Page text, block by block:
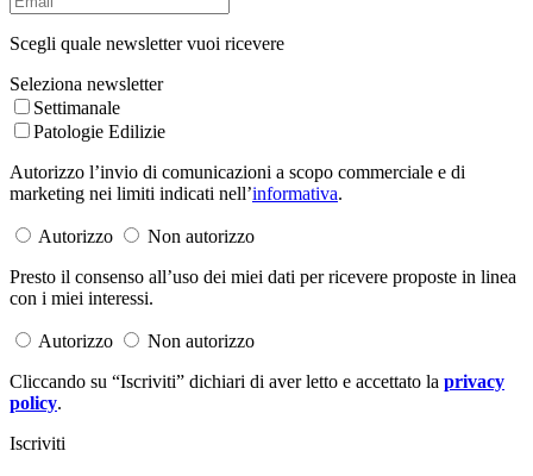
Scegli quale newsletter vuoi ricevere
Seleziona newsletter
Settimanale
Patologie Edilizie
Autorizzo l’invio di comunicazioni a scopo commerciale e di
marketing nei limiti indicati nell’informativa.
Autorizzo
Non autorizzo
Presto il consenso all’uso dei miei dati per ricevere proposte in linea
con i miei interessi.
Autorizzo
Non autorizzo
Cliccando su “Iscriviti” dichiari di aver letto e accettato la privacy
policy.
Iscriviti